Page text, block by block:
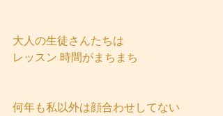
大人の生徒さんたちは
レッスン 時間がまちまち
何年も私以外は顔合わせしてない